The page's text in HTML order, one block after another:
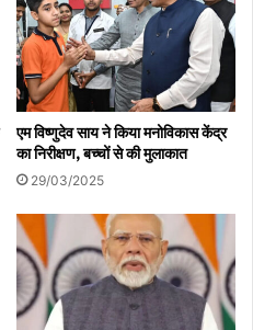
एम विष्णुदेव साय ने किया मनोविकास केंद्र
का निरीक्षण, बच्चों से की मुलाकात
29/03/2025